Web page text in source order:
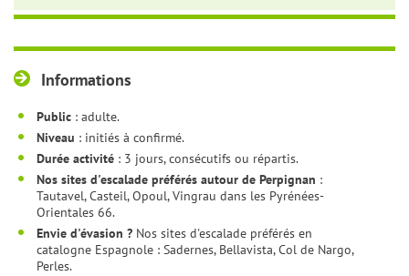
Informations
Public : adulte.
Niveau : initiés à confirmé.
Durée activité : 3 jours, consécutifs ou répartis.
Nos sites d'escalade préférés autour de Perpignan :
Tautavel, Casteil, Opoul, Vingrau dans les Pyrénées-
Orientales 66.
Envie d'évasion ? Nos sites d'escalade préférés en
catalogne Espagnole : Sadernes, Bellavista, Col de Nargo,
Perles.